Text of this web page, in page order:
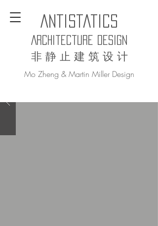
AntiStatics
Architecture Design
非 静 止 建 筑 设 计
Mo Zheng & Martin Miller Design